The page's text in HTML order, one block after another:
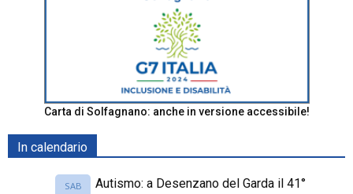
Carta di Solfagnano: anche in versione accessibile!
In calendario
SAB
Autismo: a Desenzano del Garda il 41°